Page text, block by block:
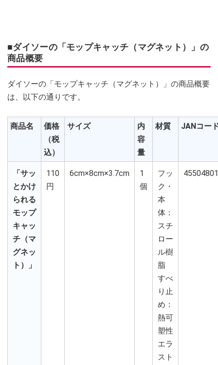
■ダイソーの「モップキャッチ（マグネット）」の
商品概要
ダイソーの「モップキャッチ（マグネット）」の商品概要
は、以下の通りです。
商品名
価格
（税
込）
サイズ
内
容
量
材質 JANコー
「サッ
とかけ
られる
モップ
キャッ
チ（マ
グネッ
ト）」
110
円
6cm×8cm×3.7cm
1
個
フッ
ク・
本
体：
スチ
ロー
ル樹
脂
すべ
り止
め：
熱可
塑性
エラ
スト